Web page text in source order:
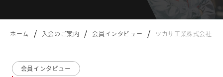
ホーム / 入会のご案内 / 会員インタビュー / ツカサ工業株式会社
会員インタビュー